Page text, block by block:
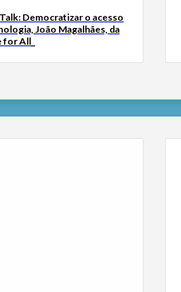
Democratizar o acesso
João Magalhães, da
for All_